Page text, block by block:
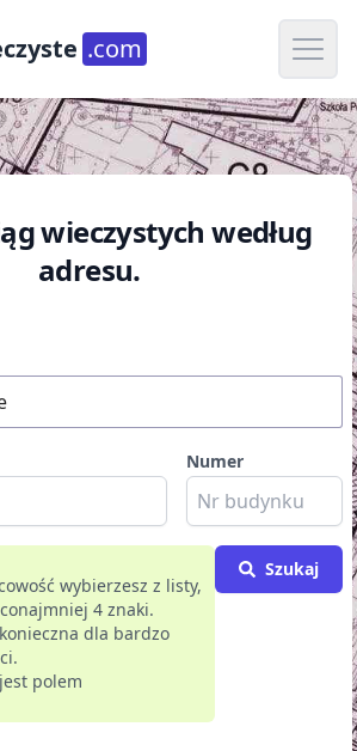
.com Open
wieczystych według
adresu.
Numer
wybierzesz z listy,
4 znaki.
dla bardzo
polem
Szukaj